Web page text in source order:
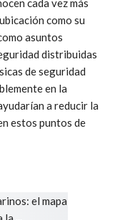
de las
reducir los puntos
así
básicas para
fin de abordar las
relativamente
cada vez más
asuntos
distribuidas
de seguridad